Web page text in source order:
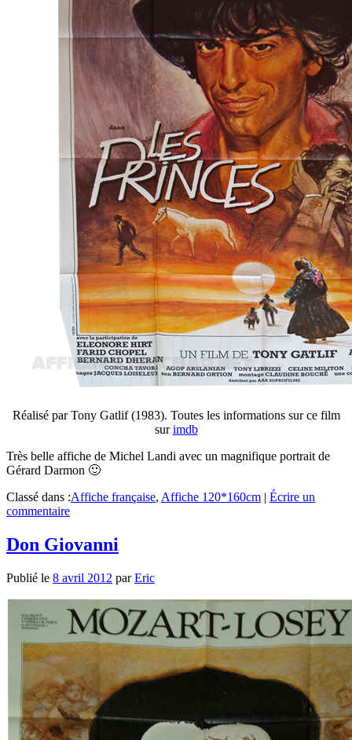
Réalisé par Tony Gatlif (1983). Toutes les informations sur ce film
surimdb
Très belle affiche de Michel Landi avec un magnifique portrait de
Gérard Darmon 🙂
Classé dans :Affiche française, Affiche 120*160cm | Écrire un
commentaire
Don Giovanni
Publié le 8 avril 2012 parEric